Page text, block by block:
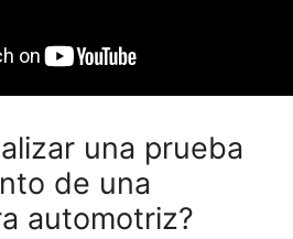
una prueba
de una
automotriz?